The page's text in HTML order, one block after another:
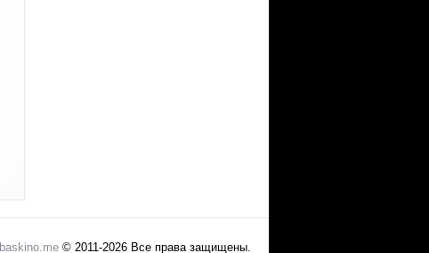
baskino.me © 2011-2026 Все права защищены.